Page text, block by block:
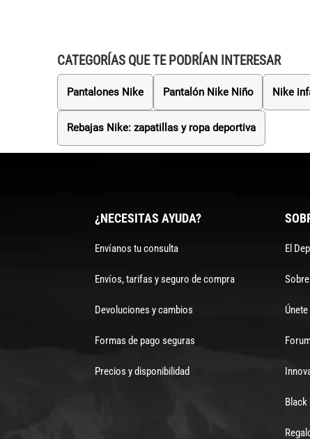
CATEGORÍAS QUE TE PODRÍAN INTERESAR
Pantalones Nike Pantalón Nike Niño Nike
Rebajas Nike: zapatillas y ropa deportiva
¿NECESITAS AYUDA?
Envíanos tu consulta
Envíos, tarifas y seguro de compra
Devoluciones y cambios
Formas de pago seguras
Precios y disponibilidad
El
Black